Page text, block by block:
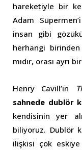
hareketiyle bir
Adam
insan gibi
herhangi
mıdır, orası ayrı
Henry Cavill’in
sahnede dublör
kendisinin yer
biliyoruz. Dublör
ilişkisi çok